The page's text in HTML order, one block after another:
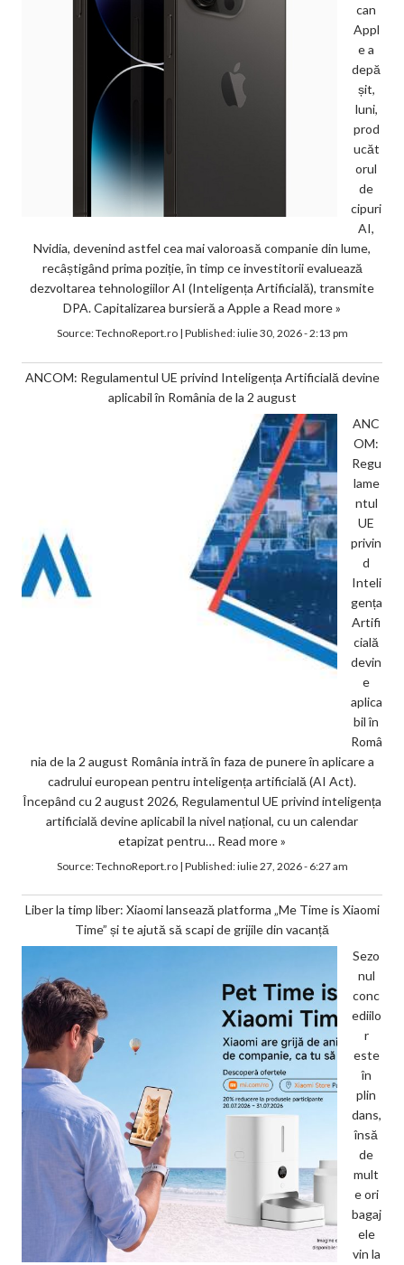
can
Appl
e a
depă
șit,
luni,
prod
ucăt
orul
de
cipuri
AI,
Nvidia, devenind astfel cea mai valoroasă companie din lume,
recâștigând prima poziție, în timp ce investitorii evaluează
dezvoltarea tehnologiilor AI (Inteligența Artificială), transmite
DPA. Capitalizarea bursieră a Apple a Read more »
Source:TechnoReport.ro| Published:iulie 30, 2026 - 2:13 pm
ANCOM: Regulamentul UE privind Inteligența Artificială devine
aplicabil în România de la 2 august
ANC
OM:
Regu
lame
ntul
UE
privin
d
Inteli
gența
Artifi
cială
devin
e
aplica
bil în
Româ
nia de la 2 august România intră în faza de punere în aplicare a
cadrului european pentru inteligența artificială (AI Act).
Începând cu 2 august 2026, Regulamentul UE privind inteligența
artificială devine aplicabil la nivel național, cu un calendar
etapizat pentru… Read more »
Source:TechnoReport.ro| Published:iulie 27, 2026 - 6:27 am
Liber la timp liber: Xiaomi lansează platforma „Me Time is Xiaomi
Time” și te ajută să scapi de grijile din vacanță
Sezo
nul
conc
ediilo
r
este
în
plin
dans,
însă
de
mult
e ori
bagaj
ele
vin la